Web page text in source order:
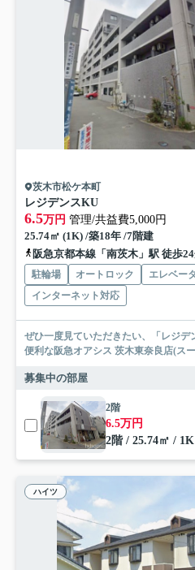
茨木市松ケ本町
レジデンスKU
6.5万円 管理/共益費5,000円
25.74㎡ (1K) /築18年 /7階建
阪急京都本線「南茨木」駅 徒歩
駐輪場 オートロック エレベー
インターネット対応
ぜひ一度見ていただきたい、「レジ
便利な阪急オアシス 茨木東奈良店(ス
募集中の部屋
2階
6.5万円
2階 / 25.74㎡ / 1K
ハイツ